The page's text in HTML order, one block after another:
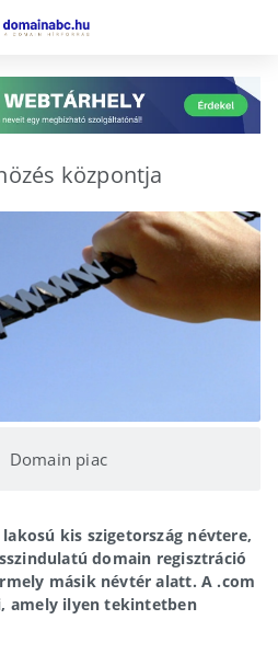
központja
Domain piac
kis szigetország névtere,
domain regisztráció
másik névtér alatt. A .com
amely ilyen tekintetben